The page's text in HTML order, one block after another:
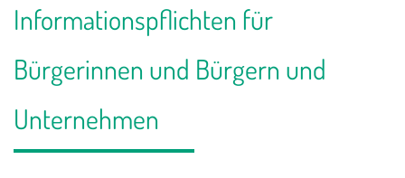
Informationspflichten für
Bürgerinnen und Bürgern und
Unternehmen